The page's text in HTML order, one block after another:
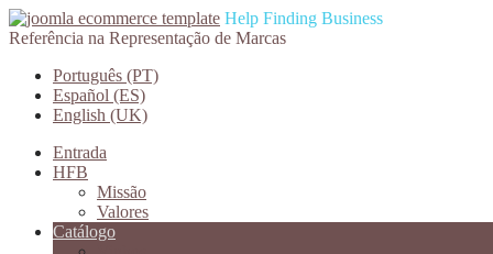
Help Finding Business
Referência na Representação de Marcas
Português (PT)
Español (ES)
English (UK)
Entrada
HFB
Missão
Valores
Catálogo